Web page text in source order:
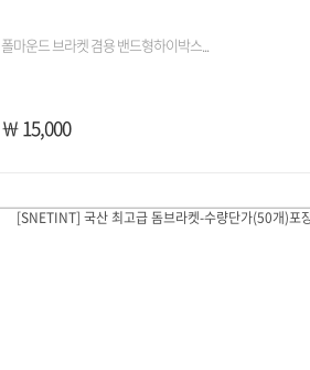
폴마운드 브라켓 겸용 밴드형하이박스...
￦ 15,000